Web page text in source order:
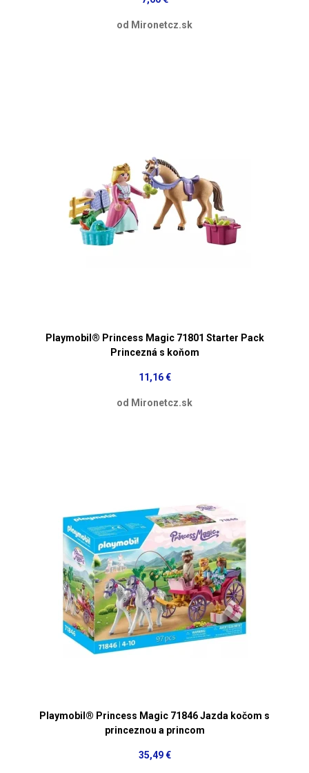
od Mironetcz.sk
Playmobil® Princess Magic 71801 Starter Pack
Princezná s koňom
11,16 €
od Mironetcz.sk
Playmobil® Princess Magic 71846 Jazda kočom s
princeznou a princom
35,49 €